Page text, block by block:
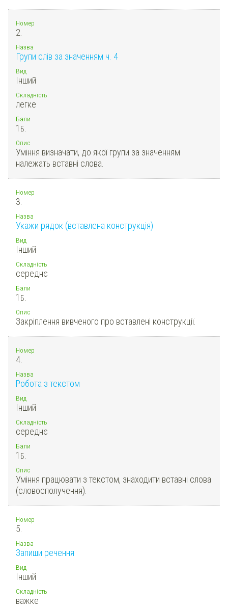
Номер
2.
Назва
Групи слів за значенням ч. 4
Вид
Інший
Складність
легке
Бали
1 Б.
Опис
Уміння визначати, до якої групи за значенням
належать вставні слова.
Номер
3.
Назва
Укажи рядок (вставлена конструкція)
Вид
Інший
Складність
середнє
Бали
1 Б.
Опис
Закріплення вивченого про вставлені конструкції.
Номер
4.
Назва
Робота з текстом
Вид
Інший
Складність
середнє
Бали
1 Б.
Опис
Уміння працювати з текстом, знаходити вставні слова
(словосполучення).
Номер
5.
Назва
Запиши речення
Вид
Інший
Складність
важке